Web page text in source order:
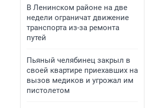
В Ленинском районе на две
недели ограничат движение
транспорта из-за ремонта
путей
Пьяный челябинец закрыл в
своей квартире приехавших на
вызов медиков и угрожал им
пистолетом